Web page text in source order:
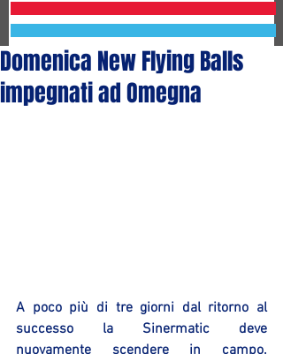
Domenica New Flying Balls
impegnati ad Omegna
A poco più di tre giorni dal ritorno al
successo la Sinermatic deve